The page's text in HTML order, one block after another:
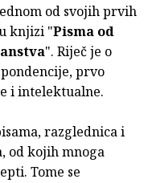
od svojih prvih
knjizi "Pisma od
". Riječ je o
prvo
i intelektualne.
razglednica i
od kojih mnoga
Tome se